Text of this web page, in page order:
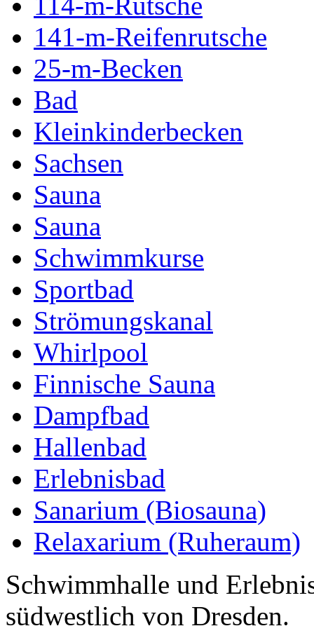
141-m-Reifenrutsche
25-m-Becken
Bad
Kleinkinderbecken
Sachsen
Sauna
Sauna
Schwimmkurse
Sportbad
Strömungskanal
Whirlpool
Finnische Sauna
Dampfbad
Hallenbad
Erlebnisbad
Sanarium (Biosauna)
Relaxarium (Ruheraum)
Schwimmhalle und
südwestlich von Dresden.